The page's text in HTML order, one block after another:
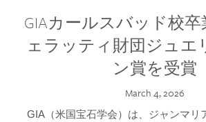
GIAカールスバッド校
ェラッティ財団ジュエ
ン賞を受賞
March 4, 2026
GIA（米国宝石学会）は、ジャンマリ